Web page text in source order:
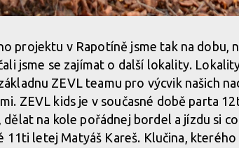
projektu v Rapotíně jsme tak na dobu,
jsme se zajímat o další lokality.
ZEVL teamu pro výcvik našich
ZEVL kids je v současné době parta
dělat na kole pořádnej bordel a jízdu si
11ti letej Matyáš Kareš. Klučina,